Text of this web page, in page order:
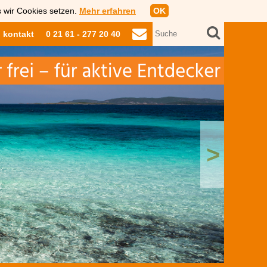
Cookies setzen. Mehr erfahren OK
0 21 61 - 277 20 40
kontakt
>